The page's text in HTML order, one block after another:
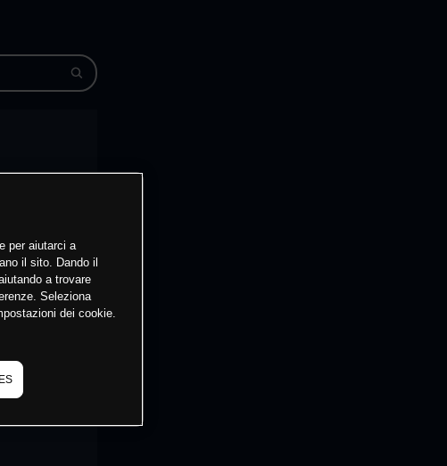
per aiutarci a
il sito. Dando il
a trovare
Seleziona
dei cookie.